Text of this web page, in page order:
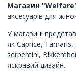
Магазин
аксесуарів для
У магазині
як Caprice,
serpеntini,
яскравий дизайн.